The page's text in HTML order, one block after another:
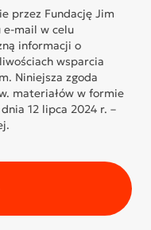
przez Fundację Jim
e-mail w celu
informacji o
wsparcia
Niniejsza zgoda
materiałów w formie
12 lipca 2024 r. –